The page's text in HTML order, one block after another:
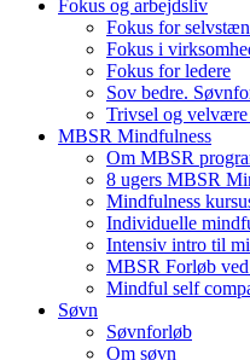
Fokus og arbejdsliv
Fokus for
Fokus i
Fokus for ledere
Sov bedre.
Trivsel og
MBSR Mindfulness
Om MBSR
8 ugers MBSR
Mindfulness
Individuelle
Intensiv intro til
MBSR Forløb
Mindful self
Søvn
Søvnforløb
Om søvn